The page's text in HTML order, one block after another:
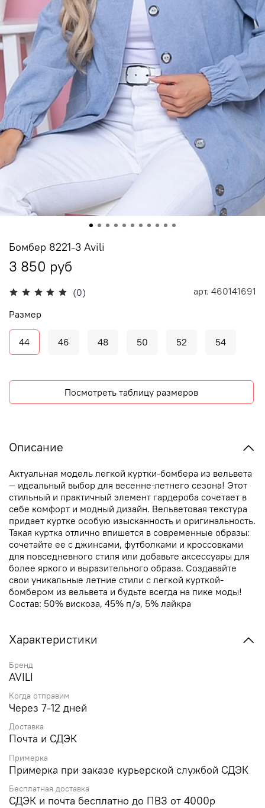
(0) арт. 460141691
Бомбер 8221-3 Avili
3 850 руб
Размер
44 46 48 50 52 54
Посмотреть таблицу размеров
Описание
Актуальная модель легкой куртки-бомбера из вельвета
— идеальный выбор для весенне-летнего сезона! Этот
стильный и практичный элемент гардероба сочетает в
себе комфорт и модный дизайн. Вельветовая текстура
придает куртке особую изысканность и оригинальность.
Такая куртка отлично впишется в современные образы:
сочетайте ее с джинсами, футболками и кроссовками
для повседневного стиля или добавьте аксессуары для
более яркого и выразительного образа. Создавайте
свои уникальные летние стили с легкой курткой-
бомбером из вельвета и будьте всегда на пике моды!
Состав: 50% вискоза, 45% п/э, 5% лайкра
Характеристики
Бренд
AVILI
Когда отправим
Через 7-12 дней
Доставка
Почта и СДЭК
Примерка
Примерка при заказе курьерской службой СДЭК
Бесплатная доставка
СДЭК и почта бесплатно до ПВЗ от 4000р